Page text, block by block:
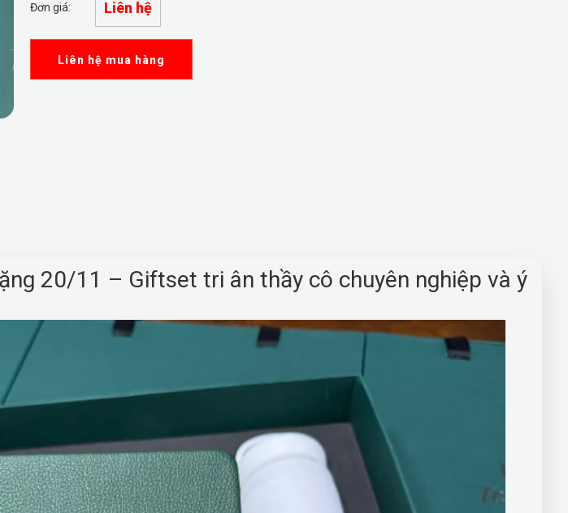
Đơn giá: Liên hệ
Liên hệ mua hàng
20/11 – Giftset tri ân thầy cô chuyên nghiệp và ý